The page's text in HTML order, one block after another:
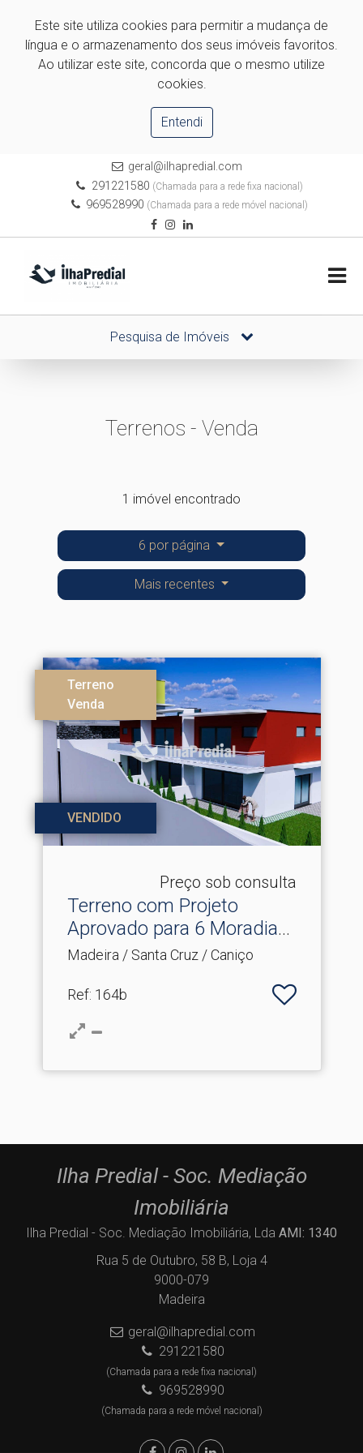
Este site utiliza cookies para permitir a mudança de
língua e o armazenamento dos seus imóveis favoritos.
Ao utilizar este site, concorda que o mesmo utilize
cookies.
Entendi
geral@ilhapredial.com
291221580 (Chamada para a rede fixa nacional)
969528990 (Chamada para a rede móvel nacional)
Pesquisa de Imóveis
Terrenos - Venda
1 imóvel encontrado
6 por página
Mais recentes
Terreno
Venda
VENDIDO
Preço sob consulta
Terreno com Projeto
Aprovado para 6 Moradias
.​..
Madeira / Santa Cruz / Caniço
Ref: 164b
Ilha Predial - Soc. Mediação
Imobiliária
Ilha Predial - Soc. Mediação Imobiliária, Lda AMI: 1340
Rua 5 de Outubro, 58 B, Loja 4
9000-079
Madeira
geral@ilhapredial.com
291221580
(Chamada para a rede fixa nacional)
969528990
(Chamada para a rede móvel nacional)